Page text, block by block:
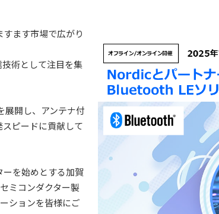
ます市場で広がり
術として注目を集
展開し、アンテナ付
ピードに貢献して
を始めとする加賀
ミコンダクター製
ションを皆様にご